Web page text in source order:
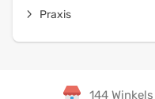
Praxis
144 Winkels